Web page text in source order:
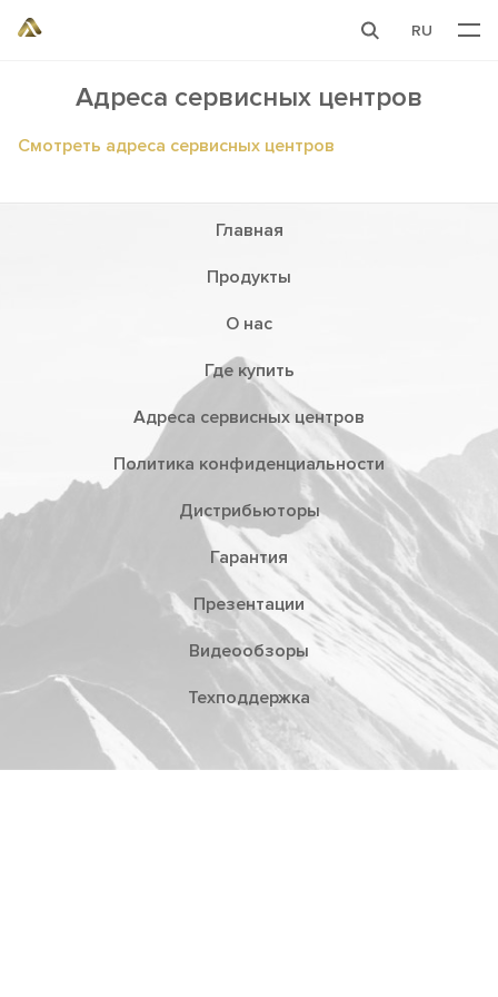
RU
Адреса сервисных центров
Смотреть адреса сервисных центров
Главная
Продукты
О нас
Где купить
Адреса сервисных центров
Политика конфиденциальности
Дистрибьюторы
Гарантия
Презентации
Видеообзоры
Техподдержка